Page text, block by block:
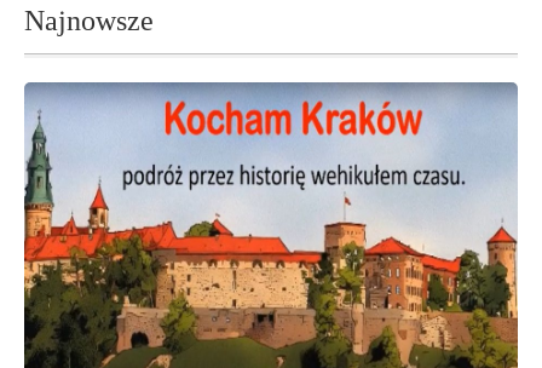
Najnowsze